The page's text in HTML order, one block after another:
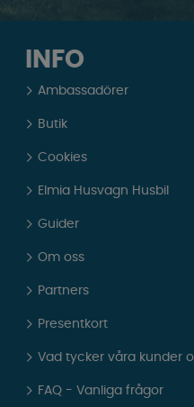
INFO
Ambassadörer
Butik
Cookies
Elmia Husvagn Husbil
Guider
Om oss
Partners
Presentkort
Vad tycker våra kunder
FAQ - Vanliga frågor